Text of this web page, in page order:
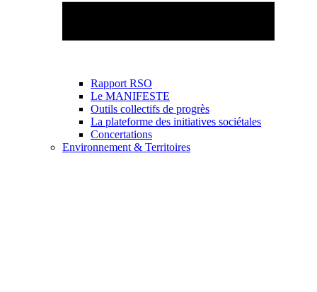
Rapport RSO
Le MANIFESTE
Outils collectifs de progrès
La plateforme des initiatives sociétales
Concertations
Environnement & Territoires